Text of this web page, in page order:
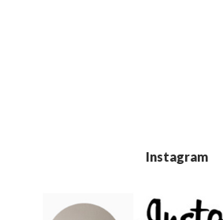
Instagram